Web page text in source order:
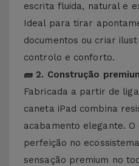
escrita fluida, natural e
Ideal para tirar
documentos ou criar
controlo e conforto.
🧱 2. Construção
Fabricada a partir de
caneta iPad combina
acabamento elegante. O
perfeição no
sensação premium no